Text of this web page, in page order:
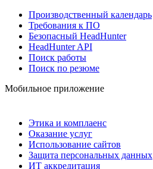
Производственный календарь
Требования к ПО
Безопасный HeadHunter
HeadHunter API
Поиск работы
Поиск по резюме
Мобильное приложение
Этика и комплаенс
Оказание услуг
Использование сайтов
Защита персональных данных
ИТ аккредитация